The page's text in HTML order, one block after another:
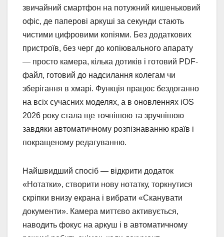
звичайний смартфон на потужний кишеньковий
офіс, де паперові аркуші за секунди стають
чистими цифровими копіями. Без додаткових
пристроїв, без черг до копіювального апарату
— просто камера, кілька дотиків і готовий PDF-
файл, готовий до надсилання колегам чи
зберігання в хмарі. Функція працює бездоганно
на всіх сучасних моделях, а в оновленнях iOS
2026 року стала ще точнішою та зручнішою
завдяки автоматичному розпізнаванню країв і
покращеному редагуванню.
Найшвидший спосіб — відкрити додаток
«Нотатки», створити нову нотатку, торкнутися
скріпки внизу екрана і вибрати «Сканувати
документи». Камера миттєво активується,
наводить фокус на аркуш і в автоматичному